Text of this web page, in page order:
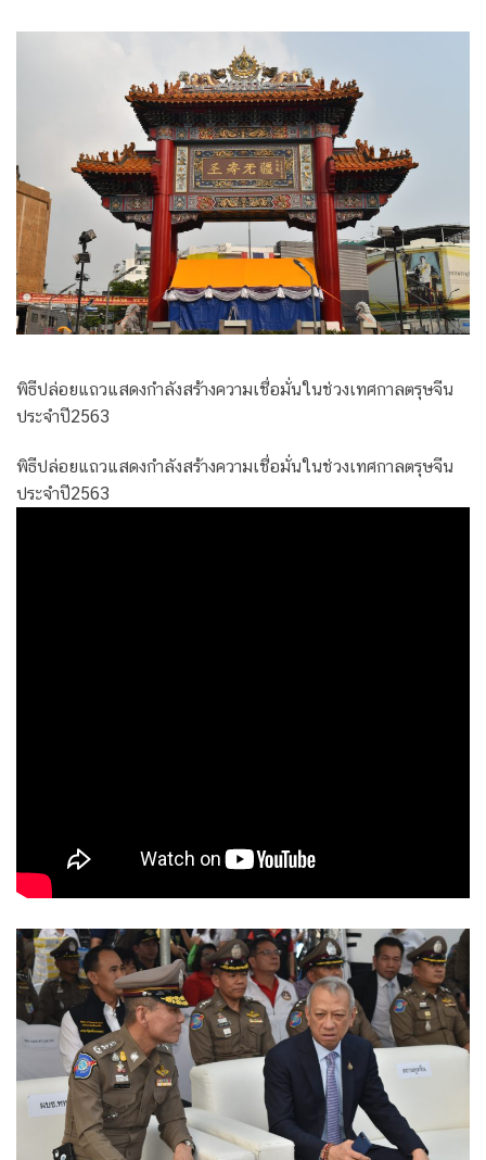
พิธีปล่อยแถวแสดงกำลังสร้างความเชื่อมั่นในช่วงเทศกาลตรุษจีน
ประจำปี2563
พิธีปล่อยแถวแสดงกำลังสร้างความเชื่อมั่นในช่วงเทศกาลตรุษจีน
ประจำปี2563